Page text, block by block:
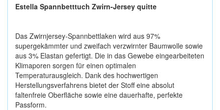
Estella Spannbetttuch Zwirn-Jersey quitte
Das Zwirnjersey-Spannbettlaken wird aus 97%
supergekämmter und zweifach verzwirnter Baumwolle sowie
aus 3% Elastan gefertigt. Die in das Gewebe eingearbeiteten
Klimaporen sorgen für einen optimalen
Temperaturausgleich. Dank des hochwertigen
Herstellungsverfahrens bietet der Stoff eine absolut
faltenfreie Oberfläche sowie eine dauerhafte, perfekte
Passform.